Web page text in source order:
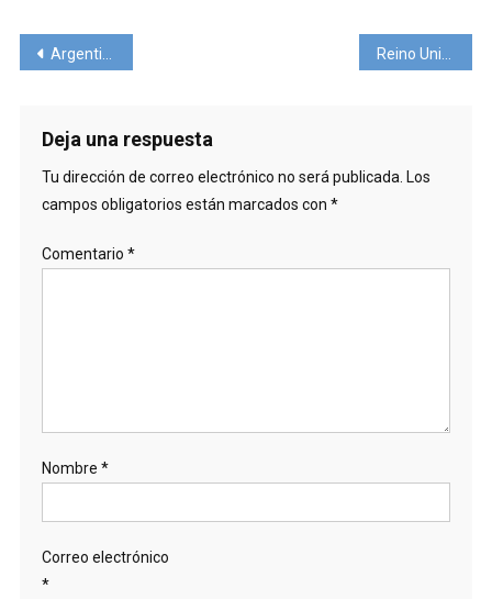
Navegación
entradas
Argentina planea iniciar la temporada de cruceros en diciembre Reino Unido abre corredor con Cuba a pesar de las nuevas restricciones en la isla
Deja una respuesta
Tu dirección de correo electrónico no será publicada. Los
campos obligatorios están marcados con *
Comentario *
Nombre *
Correo electrónico
*